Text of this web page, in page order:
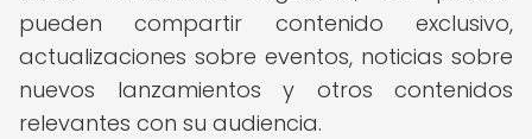
pueden compartir contenido exclusivo,
actualizaciones sobre eventos, noticias sobre
nuevos lanzamientos y otros contenidos
relevantes con su audiencia.